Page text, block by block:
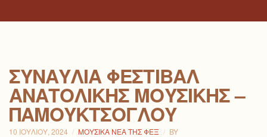
ΣΥΝΑΥΛΊΑ ΦΕΣΤΙΒΆΛ
ΑΝΑΤΟΛΙΚΉΣ ΜΟΥΣΙΚΉΣ –
ΠΑΜΟΥΚΤΣΌΓΛΟΥ
10 ΙΟΥΛΊΟΥ, 2024 ΜΟΥΣΙΚΆ ΝΈΑ ΤΗΣ ΦΕΞ BY